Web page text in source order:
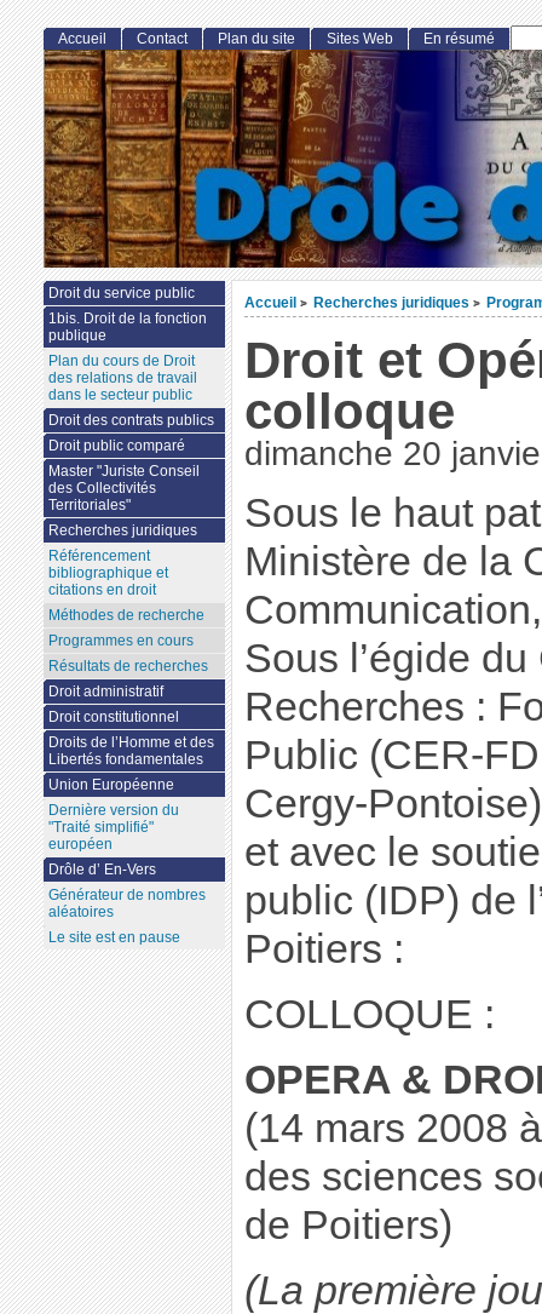
Accueil > Recherches juridiques >
Droit et
colloque
dimanche 20
Sous le haut
Ministère de la
Communication,
Sous l’égide
Recherches :
Public (CER-
Cergy-Pontoise)
et avec le
public (IDP) de
Poitiers :
COLLOQUE :
OPERA &
(14 mars 2008
des sciences
de Poitiers)
(La première
Accueil Contact Plan du site Sites Web En résumé
Droit du service public
1bis. Droit de la fonction
publique
Plan du cours de Droit
des relations de travail
dans le secteur public
Droit des contrats publics
Droit public comparé
Master "Juriste Conseil
des Collectivités
Territoriales"
Recherches juridiques
Référencement
bibliographique et
citations en droit
Méthodes de recherche
Programmes en cours
Résultats de recherches
Droit administratif
Droit constitutionnel
Droits de l’Homme et des
Libertés fondamentales
Union Européenne
Dernière version du
"Traité simplifié"
européen
Drôle d’ En-Vers
Générateur de nombres
aléatoires
Le site est en pause